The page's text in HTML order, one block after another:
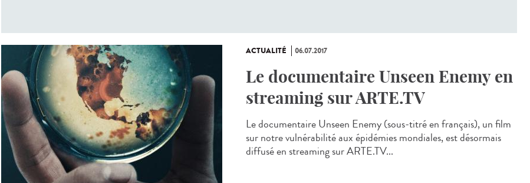
ACTUALITÉ 06.07.2017
Le documentaire Unseen Enemy en
streaming sur ARTE.TV
Le documentaire Unseen Enemy (sous-titré en français), un film
sur notre vulnérabilité aux épidémies mondiales, est désormais
diffusé en streaming sur ARTE.TV...